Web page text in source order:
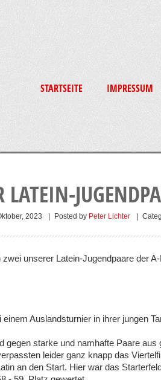
STARTSEITE IMPRESSUM
LATEIN-
2023 Posted by Peter Lichter
unserer Latein-Jugendpaare der
Aus­landsturnier in ihrer jungen
starke und namhafte Paare aus
leider ganz knapp das
an den Start. Hier war das